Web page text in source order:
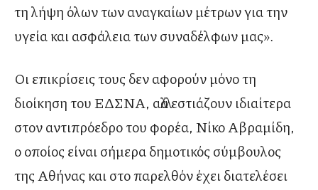
τη λήψη όλων των αναγκαίων μέτρων για την
υγεία και ασφάλεια των συναδέλφων μας».
Οι επικρίσεις τους δεν αφορούν μόνο τη
διοίκηση του ΕΔΣΝΑ, αλλά εστιάζουν ιδιαίτερα
στον αντιπρόεδρο του φορέα, Νίκο Αβραμίδη,
ο οποίος είναι σήμερα δημοτικός σύμβουλος
της Αθήνας και στο παρελθόν έχει διατελέσει